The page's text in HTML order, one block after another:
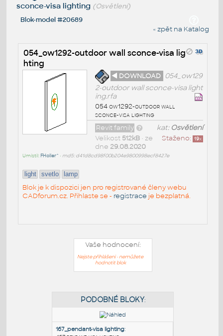
sconce-visa lighting (Osvětlení)
Blok-model #20689
« zpět na Katalog
054_ow1292-outdoor wall sconce-visa lig
hting
◄ DOWNLOAD 054_ow129
2-outdoor wall sconce-visa light
ing.rfa
054 ow1292-outdoor wall
sconce-visa lighting
kat: Osvětlení
Revit family
Staženo: 19x
Velikost 512kB• ze
dne 29.08.2020
Umístil: FHoller^ • md5: d41d8cd98f00b204e9800998ecf8427e
light svetlo lamp
Blok je k dispozici jen pro registrované členy webu
CADforum.cz. Přihlaste se - registrace je bezplatná.
Vaše hodnocení:
Nejste přihlášeni - nemůžete
hodnotit blok